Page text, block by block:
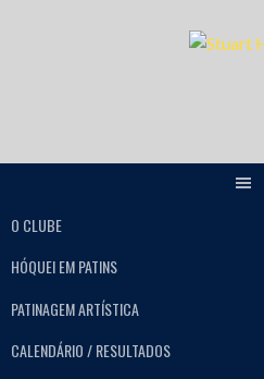
O CLUBE
HÓQUEI EM PATINS
PATINAGEM ARTÍSTICA
CALENDÁRIO / RESULTADOS